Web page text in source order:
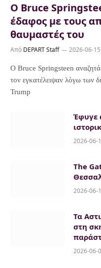
Ο Bruce
έδαφος με τους
θαυμαστές του
Από DEPART Staff 2026-06-15
Ο Bruce Springsteen αναζητά
τον εγκατέλειψαν λόγω των
Trump
Έφυγε
2026-06-
The
2026-06-
Τα
στη
2026-06-